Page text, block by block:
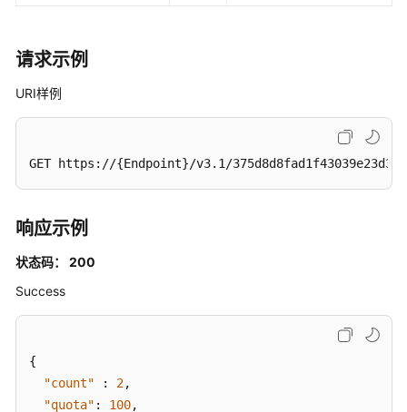
请求示例
URI样例
GET https://{Endpoint}/v3.1/
响应示例
状态码： 200
Success
{
"count"
: 2,
"quota" : 100,